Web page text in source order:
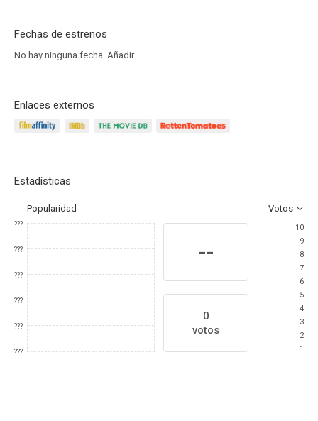
Fechas de estrenos
No hay ninguna fecha. Añadir
Enlaces externos
Estadísticas
Popularidad Votos
???
???
???
???
???
???
--
0
votos
10
9
8
7
6
5
4
3
2
1